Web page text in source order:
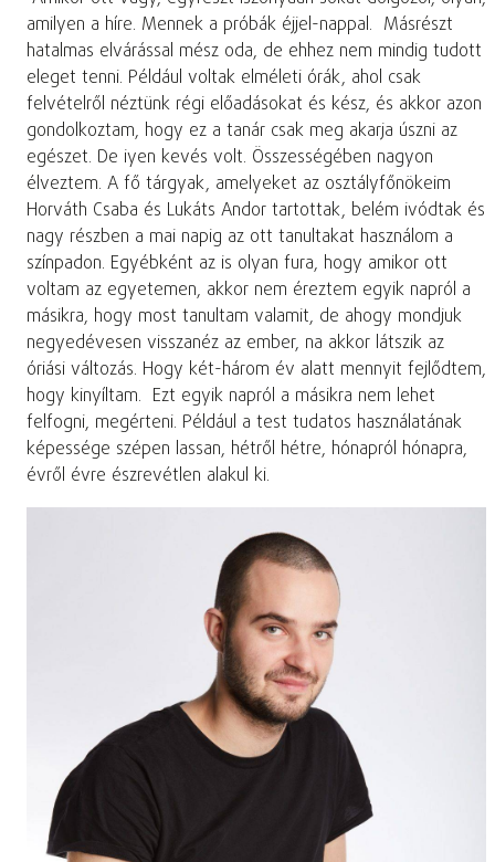
amilyen a híre. Mennek a próbák éjjel-nappal. Másrészt
hatalmas elvárással mész oda, de ehhez nem mindig tudott
eleget tenni. Például voltak elméleti órák, ahol csak
felvételről néztünk régi előadásokat és kész, és akkor azon
gondolkoztam, hogy ez a tanár csak meg akarja úszni az
egészet. De iyen kevés volt. Összességében nagyon
élveztem. A fő tárgyak, amelyeket az osztályfőnökeim
Horváth Csaba és Lukáts Andor tartottak, belém ivódtak és
nagy részben a mai napig az ott tanultakat használom a
színpadon. Egyébként az is olyan fura, hogy amikor ott
voltam az egyetemen, akkor nem éreztem egyik napról a
másikra, hogy most tanultam valamit, de ahogy mondjuk
negyedévesen visszanéz az ember, na akkor látszik az
óriási változás. Hogy két-három év alatt mennyit fejlődtem,
hogy kinyíltam. Ezt egyik napról a másikra nem lehet
felfogni, megérteni. Például a test tudatos használatának
képessége szépen lassan, hétről hétre, hónapról hónapra,
évről évre észrevétlen alakul ki.